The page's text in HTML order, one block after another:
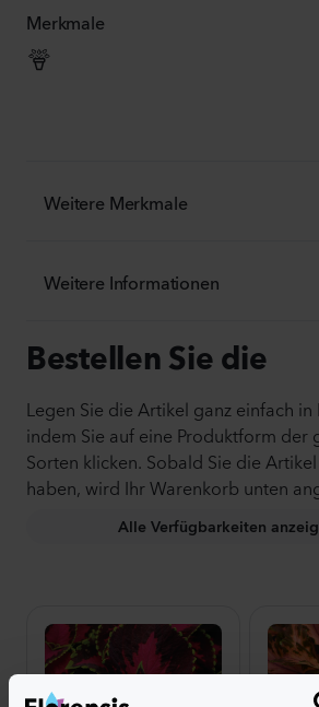
Merkmale
Weitere Merkmale
Weitere Informationen
Bestellen Sie die
Legen Sie die Artikel ganz einfach
indem Sie auf eine Produktform der
Sorten klicken. Sobald Sie die
haben, wird Ihr Warenkorb unten
Alle Verfügbarkeiten